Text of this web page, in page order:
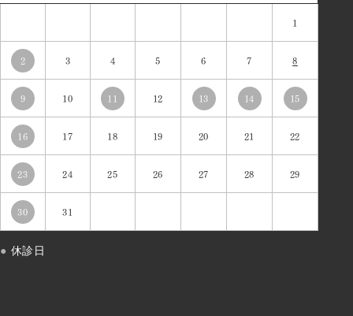
1
2 3 4 5 6 7 8
9 10 11 12 13 14 15
16 17 18 19 20 21 22
23 24 25 26 27 28 29
30 31
● 休診日